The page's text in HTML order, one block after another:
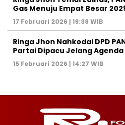
Gas Menuju Empat Besar
17 Februari 2026 | 19:38 WIB
Ringa Jhon Nahkodai DPD
Partai Dipacu Jelang
15 Februari 2026 | 14:27 WIB